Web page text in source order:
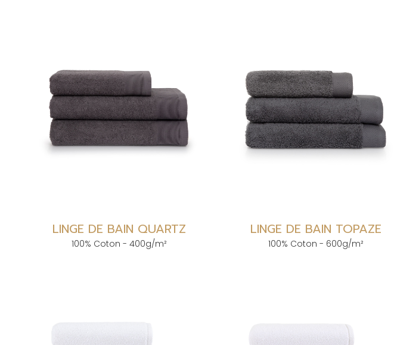
LINGE DE BAIN QUARTZ
100% Coton - 400g/m²
LINGE DE BAIN TOPAZE
100% Coton - 600g/m²